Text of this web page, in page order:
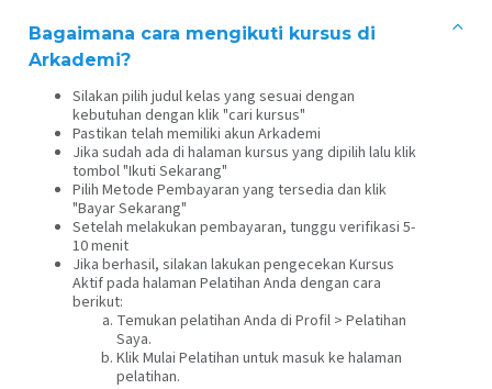
Bagaimana cara mengikuti kursus di
Arkademi?
Silakan pilih judul kelas yang sesuai dengan
kebutuhan dengan klik "cari kursus"
Pastikan telah memiliki akun Arkademi
Jika sudah ada di halaman kursus yang dipilih lalu klik
tombol "Ikuti Sekarang"
Pilih Metode Pembayaran yang tersedia dan klik
"Bayar Sekarang"
Setelah melakukan pembayaran, tunggu verifikasi 5-
10 menit
Jika berhasil, silakan lakukan pengecekan Kursus
Aktif pada halaman Pelatihan Anda dengan cara
berikut:
Temukan pelatihan Anda di Profil > Pelatihan
Saya.
Klik Mulai Pelatihan untuk masuk ke halaman
pelatihan.